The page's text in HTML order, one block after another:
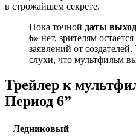
в строжайшем секрете.
Пока точной даты
6» нет, зрителям
заявлений от
слухи, что мультфильм
Трейлер к
Период 6”
Ледниковый